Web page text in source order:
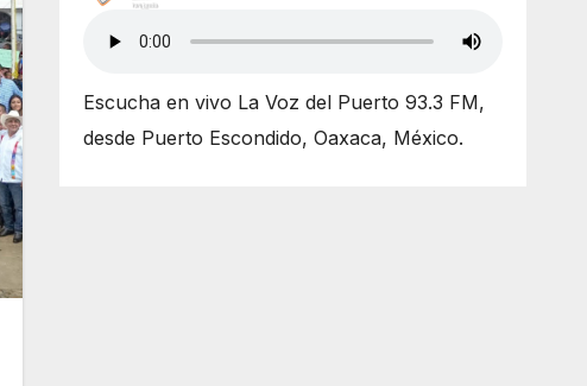
Escucha en vivo La Voz del Puerto 93.3 FM,
desde Puerto Escondido, Oaxaca, México.